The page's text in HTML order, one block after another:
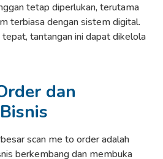
tetap diperlukan, terutama
terbiasa dengan sistem digital.
tantangan ini dapat dikelola
dan
scan me to order adalah
berkembang dan membuka